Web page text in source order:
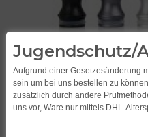
Jugendschutz/
Aufgrund einer Gesetzesänderung
sein um bei uns bestellen zu
zusätzlich durch andere
uns vor, Ware nur mittels DHL-